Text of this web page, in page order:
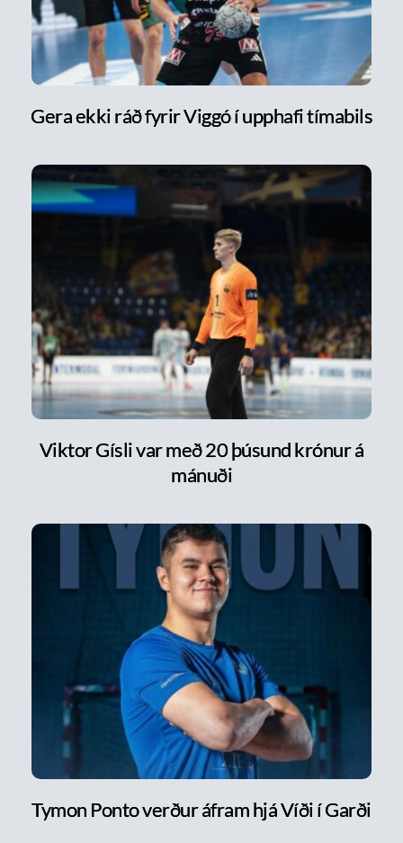
Gera ekki ráð fyrir Viggó í upphafi tímabils
Viktor Gísli var með 20 þúsund krónur á
mánuði
Tymon Ponto verður áfram hjá Víði í Garði